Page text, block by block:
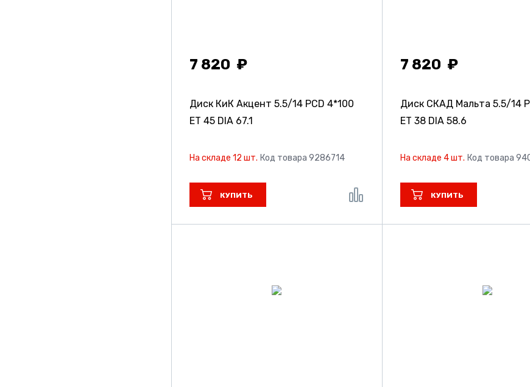
7 820
Диск КиК Акцент 5.5/14 PCD 4*100
ET 45 DIA 67.1
На складе 12 шт. Код товара 9286714
КУПИТЬ
7 820
Диск СКАД Мальта 5.5/14
ET 38 DIA 58.6
На складе 4 шт. Код товара
КУПИТЬ